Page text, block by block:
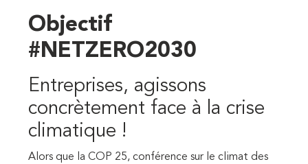
Objectif
#NETZERO2030
Entreprises, agissons
concrètement face à la crise
climatique !
Alors que la COP 25, conférence sur le climat des